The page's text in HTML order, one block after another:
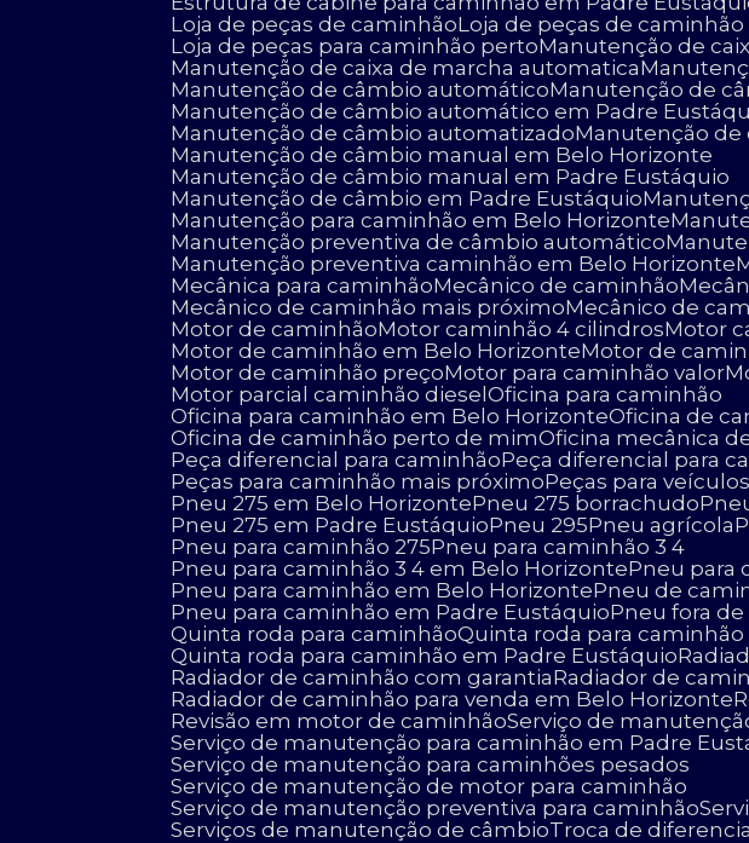
Loja de peças de caminhão Loja de peças de
Loja de peças para caminhão perto
Manutenção de
Manutenção de caixa de marcha automatica
Manutenção de câmbio automático
Manutenção de
Manutenção de câmbio automático em Padre
Manutenção de câmbio automatizado
Manutenção
Manutenção de câmbio manual em Belo Horizonte
Manutenção de câmbio manual em Padre Eustáquio
Manutenção de câmbio em Padre Eustáquio
Manutenção para caminhão em Belo Horizonte
Manutenção preventiva de câmbio automático
Manutenção preventiva caminhão em Belo Horizonte
Mecânica para caminhão
Mecânico de caminhão
Mecânico de caminhão mais próximo
Mecânico de
Motor de caminhão
Motor caminhão 4 cilindros
Motor
Motor de caminhão em Belo Horizonte
Motor de
Motor de caminhão preço
Motor para caminhão valor
Motor parcial caminhão diesel
Oficina para caminhão
Oficina para caminhão em Belo Horizonte
Oficina de
Oficina de caminhão perto de mim
Oficina mecânica
Peça diferencial para caminhão
Peça diferencial para
Peças para caminhão mais próximo
Peças para
Pneu 275 em Belo Horizonte
Pneu 275 borrachudo
Pneu 275 em Padre Eustáquio
Pneu 295 Pneu agrícola
Pneu para caminhão 275
Pneu para caminhão 3 4
Pneu para caminhão 3 4 em Belo Horizonte
Pneu
Pneu para caminhão em Belo Horizonte
Pneu de
Pneu para caminhão em Padre Eustáquio
Pneu fora
Quinta roda para caminhão
Quinta roda para
Quinta roda para caminhão em Padre Eustáquio
Radiador de caminhão com garantia
Radiador de
Radiador de caminhão para venda em Belo Horizonte
Revisão em motor de caminhão Serviço de
Serviço de manutenção para caminhão em Padre
Serviço de manutenção para caminhões pesados
Serviço de manutenção de motor para caminhão
Serviço de manutenção preventiva para caminhão
Serviços de manutenção de câmbio
Troca de